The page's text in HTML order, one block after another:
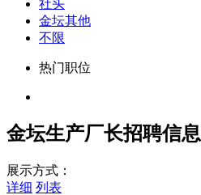
社头
金坛其他
不限
热门职位
金坛生产厂长招聘信息
展示方式：
详细 列表